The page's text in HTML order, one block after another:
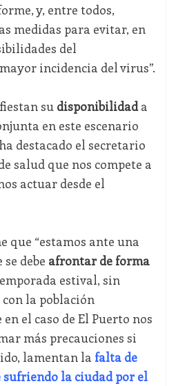
y, entre todos,
medidas para evitar, en
del
incidencia del virus”.
su disponibilidada
en este escenario
destacado el secretario
salud que nos compete a
actuar desde el
que “estamos ante una
debe afrontar de forma
estival, sin
la población
el caso de El Puerto nos
más precauciones si
lamentan la falta de
la ciudad por el